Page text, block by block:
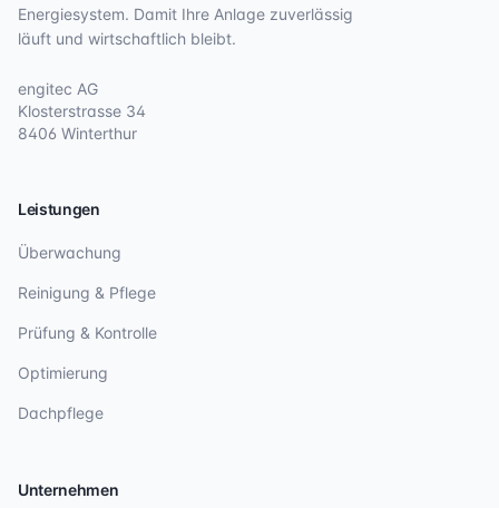
Energiesystem. Damit Ihre Anlage zuverlässig
läuft und wirtschaftlich bleibt.
engitec AG
Klosterstrasse 34
8406 Winterthur
Leistungen
Überwachung
Reinigung & Pflege
Prüfung & Kontrolle
Optimierung
Dachpflege
Unternehmen